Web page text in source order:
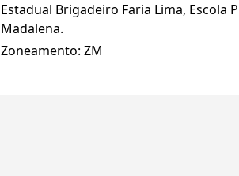
Estadual Brigadeiro Faria Lima, Escola
Madalena.
Zoneamento: ZM